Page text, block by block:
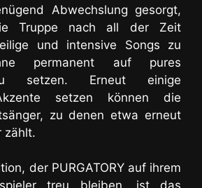
Abwechslung gesorgt,
Truppe nach all der Zeit
und intensive Songs zu
permanent auf pures
setzen. Erneut einige
setzen können die
zu denen etwa erneut
zählt.
der PURGATORY auf ihrem
treu bleiben, ist das